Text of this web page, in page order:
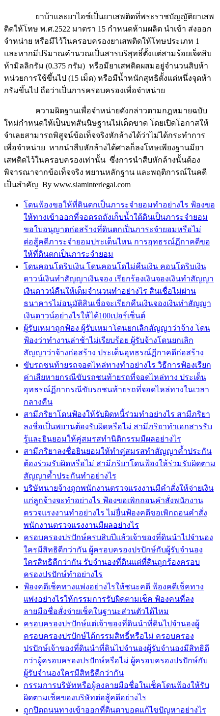
ยาบ้าและยาไอซ์เป็นยาเสพติดที่พระราชบัญญัติยาเสพ
ติดให้โทษ พ.ศ.2522 มาตรา 15 กำหนดห้ามผลิต นำเข้า ส่งออก
จำหน่าย หรือมีไว้ในครอบครองยาเสพติดให้โทษประเภท 1
และหากมีปริมาณคำนวณเป็นสารบริสุทธิ์ตั้งแต่สามร้อยเจ็ดสิบ
ห้ามิลลิกรัม (0.375 กรัม) หรือมียาเสพติดผสมอยู่จำนวนสิบห้า
หน่วยการใช้ขึ้นไป (15 เม็ด) หรือมีน้ำหนักสุทธิตั้งแต่หนึ่งจุดห้า
กรัมขึ้นไป ถือว่าเป็นการครอบครองเพื่อจำหน่าย
ความผิดฐานเพื่อจำหน่ายดังกล่าวตามกฎหมายฉบับ
ใหม่กำหนดให้เป็นบทสันนิษฐานไม่เด็ดขาด โดยเปิดโอกาสให้
จำเลยสามารถพิสูจน์ข้อเท็จจริงหักล้างได้ว่าไม่ได้กระทำการ
เพื่อจำหน่าย หากนำสืบหักล้างได้ศาลก็ลงโทษเพียงฐานมียา
เสพติดไว้ในครอบครองเท่านั้น ซึ่งการนำสืบหักล้างนั้นต้อง
พิจารณาจากข้อเท็จจริง พยานหลักฐาน และพฤติการณ์ในคดี
เป็นสำคัญ By www.siaminterlegal.com
โดนฟ้องขอให้ที่ดินตกเป็นภาระจำยอมทำอย่างไร ฟ้องขอ
ให้ทางเข้าออกที่จอดรถถังเก็บน้ำใต้ดินเป็นภาระจำยอม
ขอใบอนุญาตก่อสร้างที่ดินตกเป็นภาระจำยอมหรือไม่
ต่อสู้คดีภาระจำยอมประเด็นไหน การอุทธรณ์ฏีกาคดีขอ
ให้ที่ดินตกเป็นภาระจำยอม
โดนคอนโดริบเงิน โดนคอนโดไม่คืนเงิน คอนโดริบเงิน
ดาวน์เงินทำสัญญาเงินจอง เรียกร้องเงินจองเงินทำสัญญา
เงินดาวน์คืนให้เต็มจำนวนทำอย่างไร สินเชื่อไม่ผ่าน
ธนาคารไม่อนุมัติสินเชื่อจะเรียกคืนเงินจองเงินทำสัญญา
เงินดาวน์อย่างไรให้ได้100เปอร์เซ็นต์
ผู้รับเหมาถูกฟ้อง ผู้รับเหมาโดนยกเลิกสัญญาว่าจ้าง โดน
ฟ้องว่าทำงานล่าช้าไม่เรียบร้อย ผู้รับจ้างโดนยกเลิก
สัญญาว่าจ้างก่อสร้าง ประเด็นอุทธรณ์ฏีกาคดีก่อสร้าง
ขับรถชนท้ายรถจอดไหล่ทางทำอย่างไร วิธีการฟ้องเรียก
ค่าเสียหายกรณีขับรถชนท้ายรถที่จอดไหล่ทาง ประเด็น
อุทธรณ์ฏีกากรณีขับรถชนท้ายรถที่จอดไหล่ทางในเวลา
กลางคืน
สามีภริยาโดนฟ้องให้รับผิดหนี้ร่วมทำอย่างไร สามีภริยา
ลงชื่อเป็นพยานต้องรับผิดหรือไม่ สามีภริยาทำเอกสารรับ
รู้และยินยอมให้คู่สมรสทำนิติกรรมมีผลอย่างไร
สามีภริยาลงชื่อยินยอมให้ทำคู่สมรสทำสัญญาค้ำประกัน
ต้องร่วมรับผิดหรือไม่ สามีภริยาโดนฟ้องให้ร่วมรับผิดตาม
สัญญาค้ำประกันทำอย่างไร
บริษัทนายจ้างถูกพนักงานตรวจแรงงานมีคำสั่งให้จ่ายเงิน
แก่ลูกจ้างจะทำอย่างไร ฟ้องขอเพิกถอนคำสั่งพนักงาน
ตรวจแรงงานทำอย่างไร ไม่ยื่นฟ้องคดีขอเพิกถอนคำสั่ง
พนักงานตรวจแรงงานมีผลอย่างไร
ครอบครองปรปักษ์ครบสิบปีแล้วเจ้าของที่ดินนำไปจำนอง
ใครมีสิทธิดีกว่ากัน ผู้ครอบครองปรปักษ์กับผู้รับจำนอง
ใครสิทธิดีกว่ากัน รับจำนองที่ดินแต่ที่ดินถูกร้องครอบ
ครองปรปักษ์ทำอย่างไร
ฟ้องคดีเช็คทางแพ่งอย่างไรให้ชนะคดี ฟ้องคดีเช็คทาง
แพ่งอย่างไรให้กรรมการรับผิดตามเช็ค ฟ้องคนที่ลง
ลายมือชื่อสั่งจ่ายเช็คในฐานะส่วนตัวได้ไหม
ครอบครองปรปักษ์แต่เจ้าของที่ดินนำที่ดินไปจำนองผู้
ครอบครองปรปักษ์ได้กรรมสิทธิ์หรือไม่ ครอบครอง
ปรปักษ์เจ้าของที่ดินนำที่ดินไปจำนองผู้รับจำนองมีสิทธิดี
กว่าผู้ครอบครองปรปักษ์หรือไม่ ผู้ครอบครองปรปักษ์กับ
ผู้รับจำนองใครมีสิทธิดีกว่ากัน
กรรมการบริษัทหรือผู้ลงลายมือชื่อในเช็คโดนฟ้องให้รับ
ผิดตามเช็คของบริษัทต่อสู้คดีอย่างไร
ถูกปิดถนนทางเข้าออกที่ดินตาบอดแก้ไขปัญหาอย่างไร